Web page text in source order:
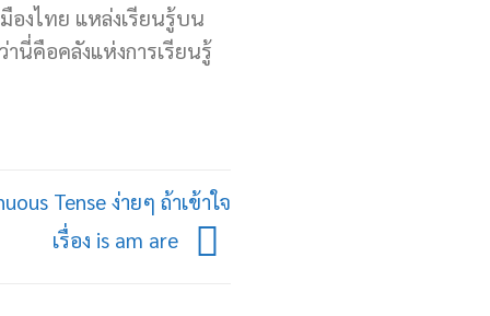
งไทย แหล่งเรียนรู้บน
านี่คือคลังแห่งการเรียนรู้
Tense ง่ายๆ ถ้าเข้าใจ
เรื่อง is am are